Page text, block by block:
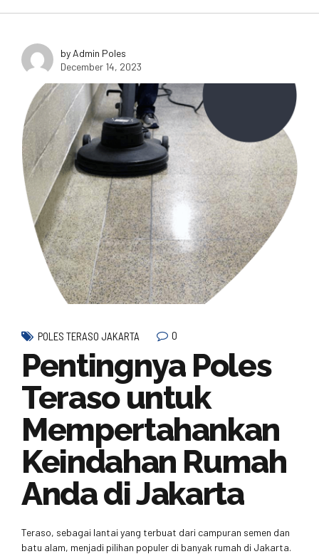
by Admin Poles
December 14, 2023
POLES TERASO JAKARTA 0
Pentingnya Poles
Teraso untuk
Mempertahankan
Keindahan Rumah
Anda di Jakarta
Teraso, sebagai lantai yang terbuat dari campuran semen dan
batu alam, menjadi pilihan populer di banyak rumah di Jakarta.